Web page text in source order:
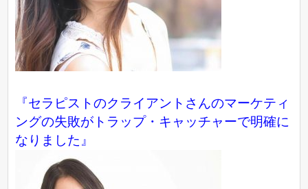
『セラピストのクライアントさんのマーケティ
ングの失敗がトラップ・キャッチャーで明確に
なりました』